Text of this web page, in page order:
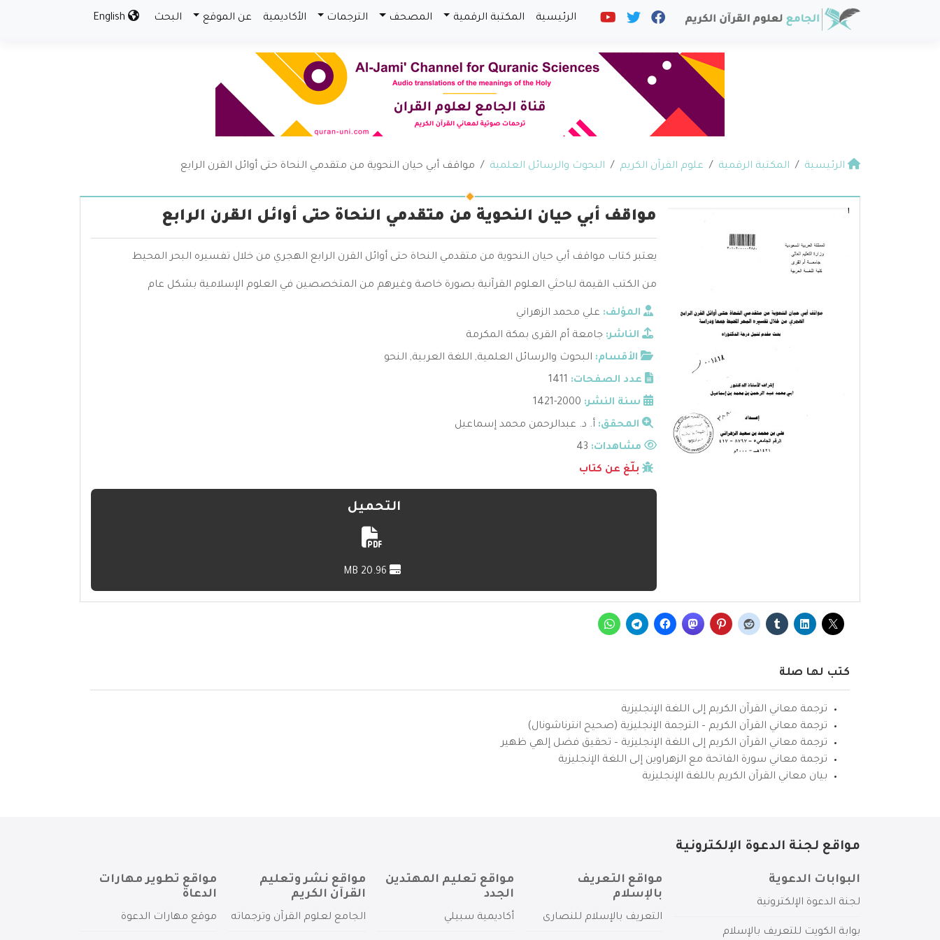
الرئيسية المكتبة الرقمية المصحف الترجمات الأكاديمية عن الموقع البحث
الرئيسية المكتبة الرقمية علوم القرآن الكريم البحوث والرسائل العلمية مواقف أبي حيان النحوية من متقدمي النحاة حتى أوائل القرن الرابع
مواقف أبي حيان النحوية من متقدمي النحاة حتى أوائل القرن الرابع
يعتبر كتاب مواقف أبي حيان النحوية من متقدمي النحاة حتى أوائل القرن الرابع الهجري من خلال تفسيره البحر المحيط
من الكتب القيمة لباحثي العلوم القرآنية بصورة خاصة وغيرهم من المتخصصين في العلوم الإسلامية بشكل عام
المؤلف: علي محمد الزهراني
الناشر: جامعة أم القرى بمكة المكرمة
الأقسام: البحوث والرسائل العلمية, اللغة العربية, النحو
عدد الصفحات: 1411
سنة النشر: 2000-1421
المحقق: أ. د. عبدالرحمن محمد إسماعيل
مشاهدات:
بلّغ عن كتاب
التحميل
كتب لها صلة
ترجمة معاني القرآن الكريم إلى اللغة الإنجليزية
ترجمة معاني القرآن الكريم – الترجمة الإنجليزية (صحيح انترناشونال)
ترجمة معاني القرآن الكريم إلى اللغة الإنجليزية – تحقيق فضل إلهي ظهير
ترجمة معاني سورة الفاتحة مع الزهراوين إلى اللغة الإنجليزية
بيان معاني القرآن الكريم باللغة الإنجليزية
مواقع لجنة الدعوة الإلكترونية
البوابات الدعوية
لجنة الدعوة الإلكترونية
بوابة الكويت للتعريف بالإسلام
مواقع التعريف
بالإسلام
التعريف بالإسلام للنصارى
مواقع تعليم المهتدين
الجدد
أكاديمية سبيلي
مواقع نشر وتعليم
القرآن الكريم
الجامع لعلوم القرآن وترجماته
مواقع تطوير مهارات
الدعاة
موقع مهارات الدعوة